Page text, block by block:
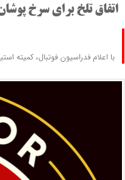
اتفاق تلخ برای سرخ
با اعلام فدراسیون فوتبال، کمیته